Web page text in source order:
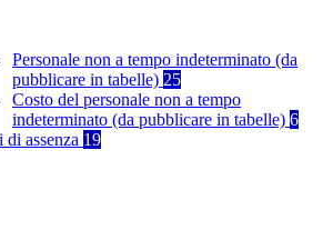
Personale non a tempo indeterminato (da
pubblicare in tabelle) 25
Costo del personale non a tempo
indeterminato (da pubblicare in tabelle) 6
di assenza 19